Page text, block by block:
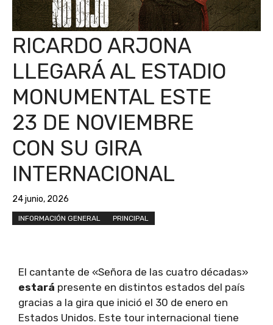
RICARDO ARJONA
LLEGARÁ AL ESTADIO
MONUMENTAL ESTE
23 DE NOVIEMBRE
CON SU GIRA
INTERNACIONAL
24 junio, 2026
INFORMACIÓN GENERAL PRINCIPAL
El cantante de «Señora de las cuatro décadas»
estará presente en distintos estados del país
gracias a la gira que inició el 30 de enero en
Estados Unidos. Este tour internacional tiene